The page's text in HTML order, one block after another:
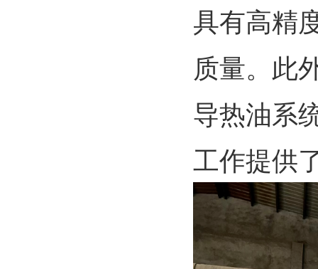
具有高精
质量。此
导热油系
工作提供